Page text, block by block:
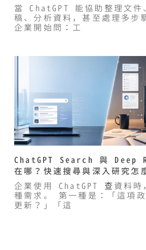
當 ChatGPT 能協助整理文件
稿、分析資料，甚至處理多步
企業開始問：工
ChatGPT Search 與 Deep
在哪？快速搜尋與深入研究怎
企業使用 ChatGPT 查資料時
種需求。 第一種是：「這項
更新？」「這